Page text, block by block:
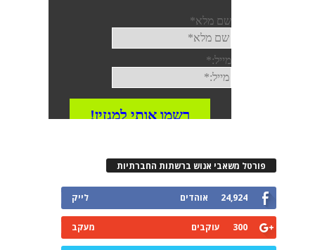
פורטל משאבי אנוש ברשתות החברתיות
24,924 אוהדים לייק
300 עוקבים מעקב